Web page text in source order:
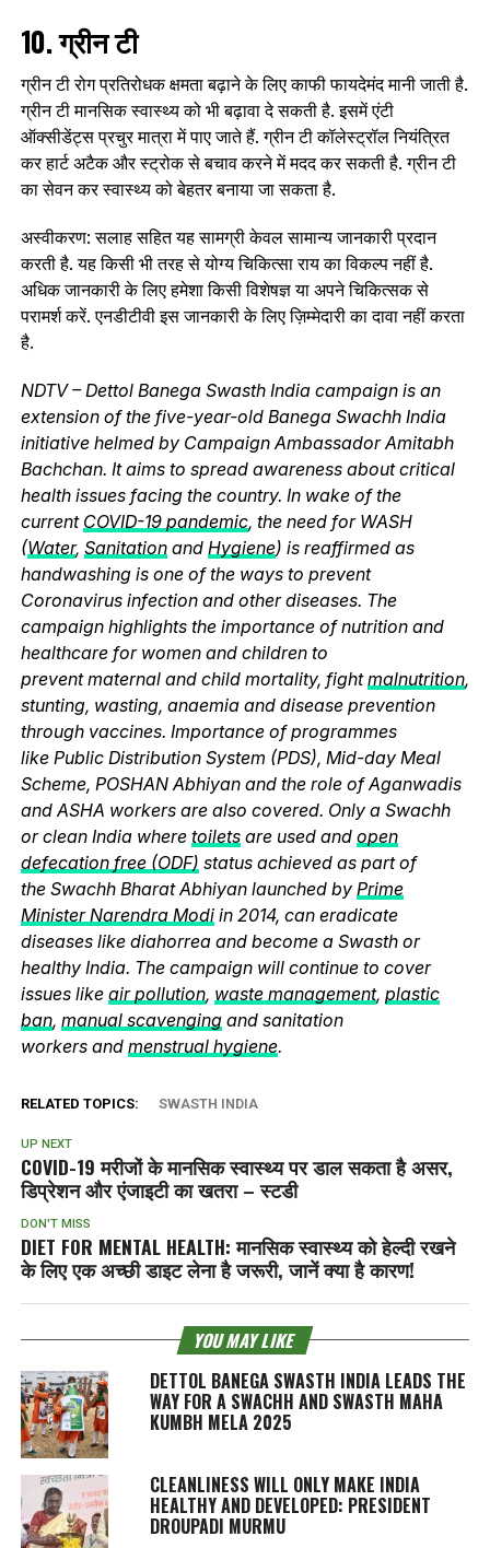
10. ग्रीन टी
ग्रीन टी रोग प्रतिरोधक क्षमता बढ़ाने के लिए काफी फायदेमंद मानी जाती है.
ग्रीन टी मानसिक स्वास्थ्य को भी बढ़ावा दे सकती है. इसमें एंटी
ऑक्सीडेंट्स प्रचुर मात्रा में पाए जाते हैं. ग्रीन टी कॉलेस्ट्रॉल नियंत्रित
कर हार्ट अटैक और स्ट्रोक से बचाव करने में मदद कर सकती है. ग्रीन टी
का सेवन कर स्वास्थ्य को बेहतर बनाया जा सकता है.
अस्वीकरण: सलाह सहित यह सामग्री केवल सामान्य जानकारी प्रदान
करती है. यह किसी भी तरह से योग्य चिकित्सा राय का विकल्प नहीं है.
अधिक जानकारी के लिए हमेशा किसी विशेषज्ञ या अपने चिकित्सक से
परामर्श करें. एनडीटीवी इस जानकारी के लिए ज़िम्मेदारी का दावा नहीं करता
है.
NDTV – Dettol Banega Swasth India campaign is an
extension of the five-year-old Banega Swachh India
initiative helmed by Campaign Ambassador Amitabh
Bachchan. It aims to spread awareness about critical
health issues facing the country. In wake of the
current COVID-19 pandemic, the need for WASH
(Water, Sanitationand Hygiene) is reaffirmed as
handwashing is one of the ways to prevent
Coronavirus infection and other diseases. The
campaign highlights the importance of nutrition and
healthcare for women and children to
prevent maternal and child mortality, fightmalnutrition,
stunting, wasting, anaemia and disease prevention
through vaccines. Importance of programmes
like Public Distribution System (PDS), Mid-day Meal
Scheme, POSHAN Abhiyan and the role of Aganwadis
and ASHA workers are also covered. Only a Swachh
or clean India where toiletsare used and open
defecation free (ODF) status achieved as part of
the Swachh Bharat Abhiyan launched by Prime
Minister Narendra Modiin 2014, can eradicate
diseases like diahorrea and become a Swasth or
healthy India. The campaign will continue to cover
issues like air pollution, waste management, plastic
ban, manual scavengingand sanitation
workers and menstrual hygiene.
RELATED TOPICS: SWASTH INDIA
UP NEXT
COVID-19 मरीजों के मानसिक स्वास्थ्य पर डाल सकता है असर,
डिप्रेशन और एंजाइटी का खतरा – स्टडी
DON'T MISS
DIET FOR MENTAL HEALTH: मानसिक स्वास्थ्य को हेल्दी रखने
के लिए एक अच्छी डाइट लेना है जरूरी, जानें क्या है कारण!
YOU MAY LIKE
DETTOL BANEGA SWASTH INDIA LEADS THE
WAY FOR A SWACHH AND SWASTH MAHA
KUMBH MELA 2025
CLEANLINESS WILL ONLY MAKE INDIA
HEALTHY AND DEVELOPED: PRESIDENT
DROUPADI MURMU